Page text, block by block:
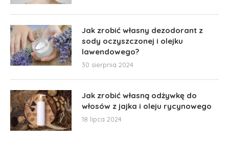
Jak zrobić własny dezodorant z
sody oczyszczonej i olejku
lawendowego?
30 sierpnia 2024
Jak zrobić własną odżywkę do
włosów z jajka i oleju rycynowego
18 lipca 2024